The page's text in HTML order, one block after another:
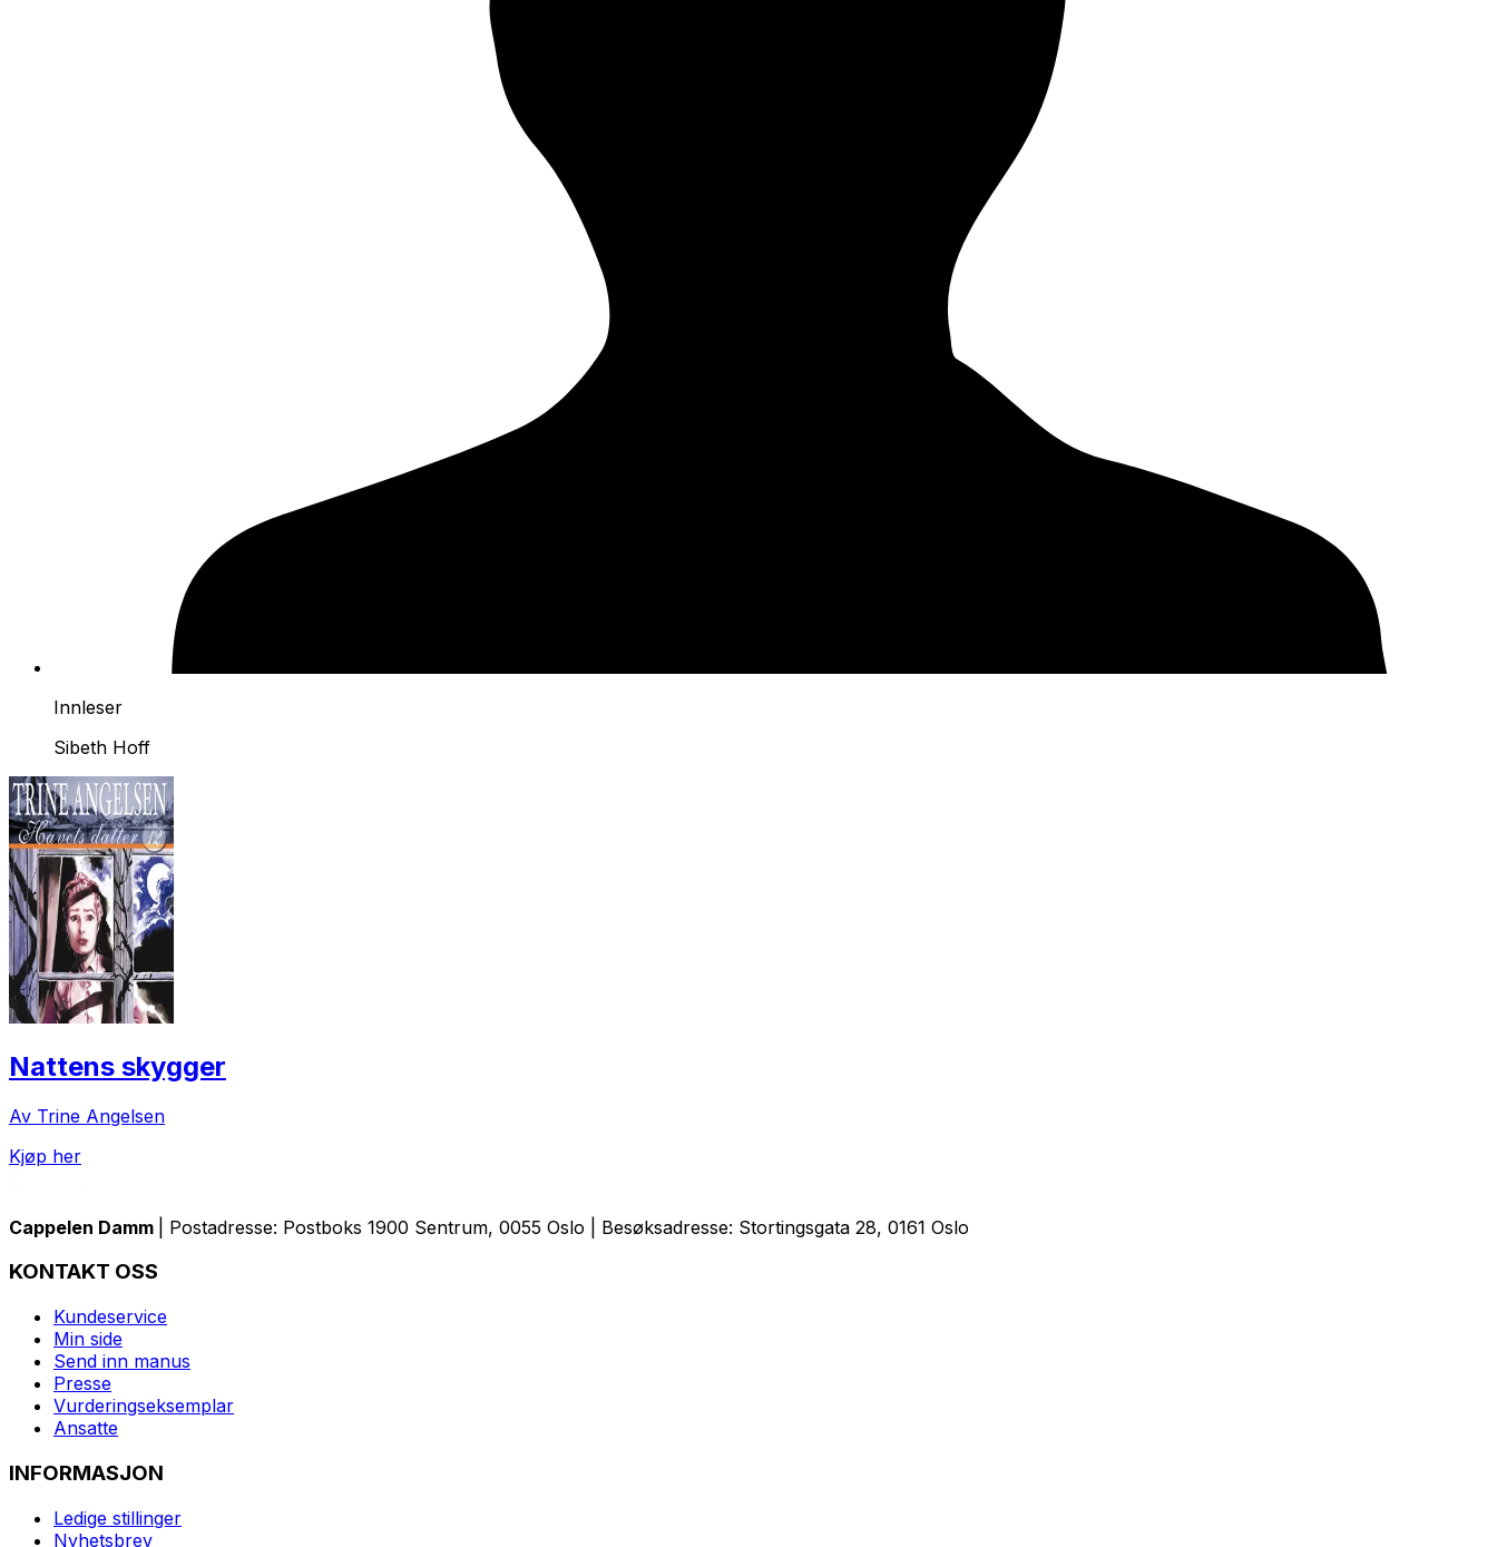
Innleser
Sibeth Hoff
Nattens skygger
Av Trine Angelsen
Kjøp her
Cappelen Damm | Postadresse: Postboks 1900 Sentrum, 0055 Oslo | Besøksadresse: Stortingsgata 28, 0161 Oslo
KONTAKT OSS
Kundeservice
Min side
Send inn manus
Presse
Vurderingseksemplar
Ansatte
INFORMASJON
Ledige stillinger
Nyhetsbrev